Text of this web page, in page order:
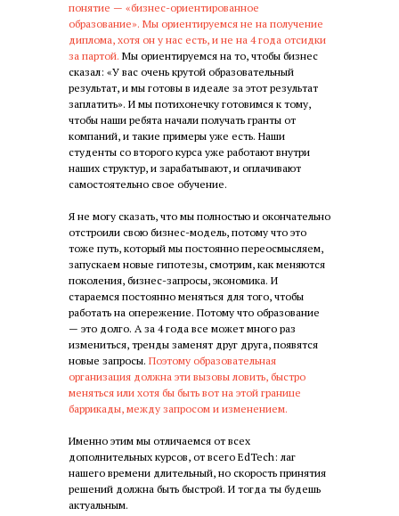
понятие — «бизнес-ориентированное
образование». Мы ориентируемся не на получение
диплома, хотя он у нас есть, и не на 4 года отсидки
за партой. Мы ориентируемся на то, чтобы бизнес
сказал: «У вас очень крутой образовательный
результат, и мы готовы в идеале за этот результат
заплатить». И мы потихонечку готовимся к тому,
чтобы наши ребята начали получать гранты от
компаний, и такие примеры уже есть. Наши
студенты со второго курса уже работают внутри
наших структур, и зарабатывают, и оплачивают
самостоятельно свое обучение.
Я не могу сказать, что мы полностью и окончательно
отстроили свою бизнес-модель, потому что это
тоже путь, который мы постоянно переосмысляем,
запускаем новые гипотезы, смотрим, как меняются
поколения, бизнес-запросы, экономика. И
стараемся постоянно меняться для того, чтобы
работать на опережение. Потому что образование
— это долго. А за 4 года все может много раз
измениться, тренды заменят друг друга, появятся
новые запросы. Поэтому образовательная
организация должна эти вызовы ловить, быстро
меняться или хотя бы быть вот на этой границе
баррикады, между запросом и изменением.
Именно этим мы отличаемся от всех
дополнительных курсов, от всего EdTech: лаг
нашего времени длительный, но скорость принятия
решений должна быть быстрой. И тогда ты будешь
актуальным.